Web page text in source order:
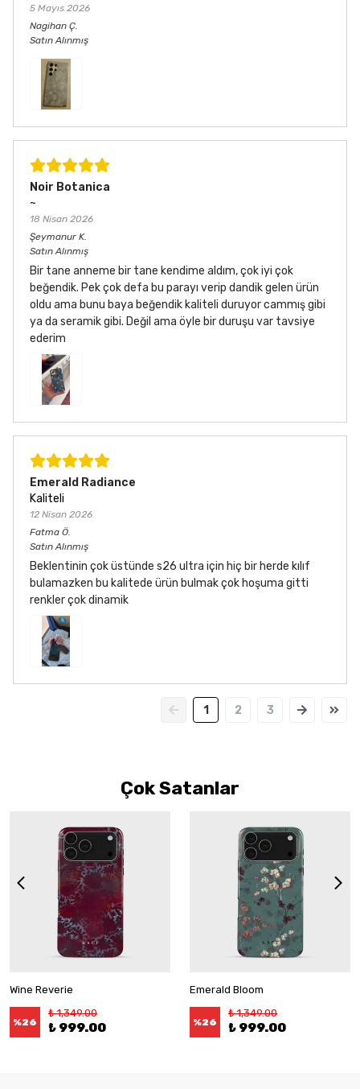
5 Mayıs 2026
Nagihan Ç.
Satın Alınmış
Noir Botanica
~
18 Nisan 2026
Şeymanur K.
Satın Alınmış
Bir tane anneme bir tane kendime aldım, çok iyi çok
beğendik. Pek çok defa bu parayı verip dandik gelen ürün
oldu ama bunu baya beğendik kaliteli duruyor cammış gibi
ya da seramik gibi. Değil ama öyle bir duruşu var tavsiye
ederim
Emerald Radiance
Kaliteli
12 Nisan 2026
Fatma Ö.
Satın Alınmış
Beklentinin çok üstünde s26 ultra için hiç bir herde kılıf
bulamazken bu kalitede ürün bulmak çok hoşuma gitti
renkler çok dinamik
1 2 3
Çok Satanlar
Wine Reverie
%26
₺ 1,349.00
₺ 999.00
Emerald Bloom
%26
₺ 1,349.00
₺ 999.00